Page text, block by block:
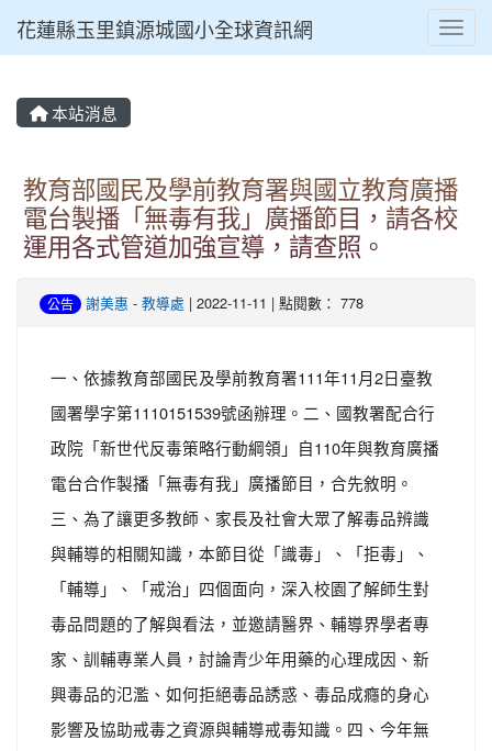
花蓮縣玉里鎮源城國小全球資訊網
本站消息
教育部國民及學前教育署與國立教育廣播
電台製播「無毒有我」廣播節目，請各校
運用各式管道加強宣導，請查照。
公告 謝美惠 - 教導處 | 2022-11-11 | 點閱數： 778
一、依據教育部國民及學前教育署111年11月2日臺教
國署學字第1110151539號函辦理。二、國教署配合行
政院「新世代反毒策略行動綱領」自110年與教育廣播
電台合作製播「無毒有我」廣播節目，合先敘明。
三、為了讓更多教師、家長及社會大眾了解毒品辨識
與輔導的相關知識，本節目從「識毒」、「拒毒」、
「輔導」、「戒治」四個面向，深入校園了解師生對
毒品問題的了解與看法，並邀請醫界、輔導界學者專
家、訓輔專業人員，討論青少年用藥的心理成因、新
興毒品的氾濫、如何拒絕毒品誘惑、毒品成癮的身心
影響及協助戒毒之資源與輔導戒毒知識。四、今年無